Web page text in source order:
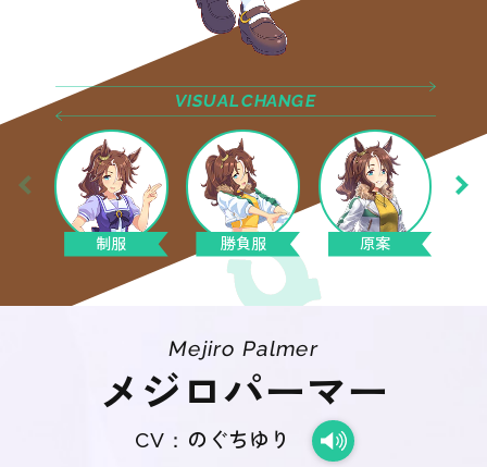
VISUALCHANGE
制服 勝負服 原案
Mejiro Palmer
メジロパーマー
CV： のぐちゆり